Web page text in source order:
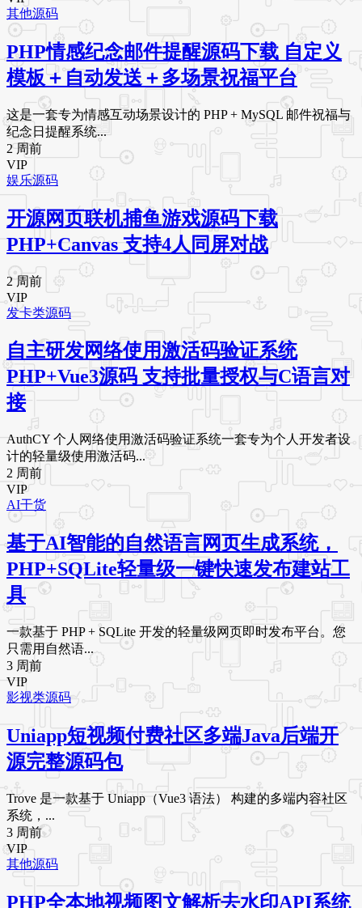
其他源码
PHP情感纪念邮件提醒源码下载 自定义
模板＋自动发送＋多场景祝福平台
这是一套专为情感互动场景设计的 PHP + MySQL 邮件祝福与
纪念日提醒系统...
2 周前
VIP
娱乐源码
开源网页联机捕鱼游戏源码下载
PHP+Canvas 支持4人同屏对战
2 周前
VIP
发卡类源码
自主研发网络使用激活码验证系统
PHP+Vue3源码 支持批量授权与C语言对
接
AuthCY 个人网络使用激活码验证系统一套专为个人开发者设
计的轻量级使用激活码...
2 周前
VIP
AI干货
基于AI智能的自然语言网页生成系统，
PHP+SQLite轻量级一键快速发布建站工
具
一款基于 PHP + SQLite 开发的轻量级网页即时发布平台。您
只需用自然语...
3 周前
VIP
影视类源码
Uniapp短视频付费社区多端Java后端开
源完整源码包
Trove 是一款基于 Uniapp（Vue3 语法） 构建的多端内容社区
系统，...
3 周前
VIP
其他源码
PHP全本地视频图文解析去水印API系统